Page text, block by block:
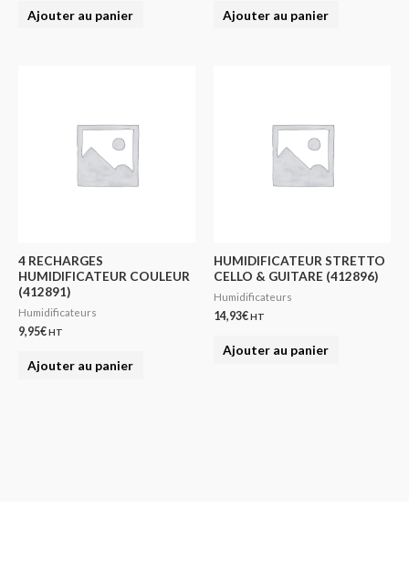
Ajouter au panier Ajouter au panier
4 RECHARGES
HUMIDIFICATEUR COULEUR
(412891)
Humidificateurs
9,95€HT
Ajouter au panier
HUMIDIFICATEUR STRETTO
CELLO & GUITARE (412896)
Humidificateurs
14,93€HT
Ajouter au panier